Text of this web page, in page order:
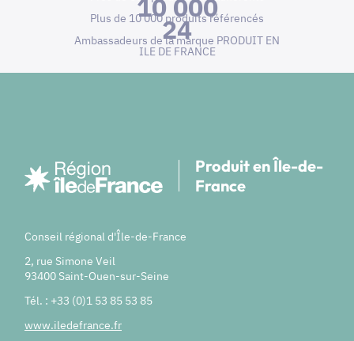
10 000
Plus de 10 000 produits référencés
24
Ambassadeurs de la marque PRODUIT EN
ILE DE FRANCE
Produit en Île-de-
France
Conseil régional d'Île-de-France
2, rue Simone Veil
93400 Saint-Ouen-sur-Seine
Tél. : +33 (0)1 53 85 53 85
www.iledefrance.fr